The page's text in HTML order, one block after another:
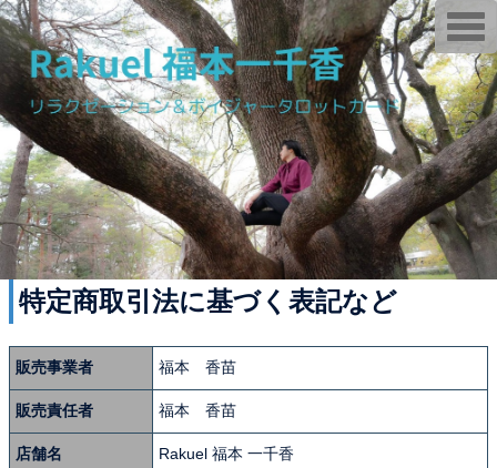
特定商取引法に基づく表記など
販売事業者 福本 香苗
販売責任者 福本 香苗
店舗名 Rakuel 福本 一千香
T
o
g
g
l
e
n
a
v
i
g
a
i
o